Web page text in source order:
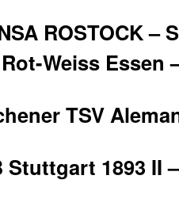
ROSTOCK –
Weiss Essen
TSV
Stuttgart 1893 II